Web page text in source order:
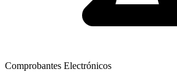
Comprobantes Electrónicos